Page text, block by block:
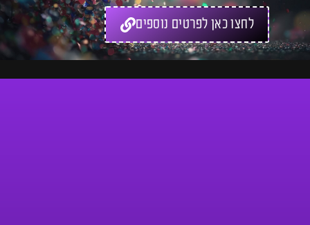
לחצו כאן לפרטים נוספים